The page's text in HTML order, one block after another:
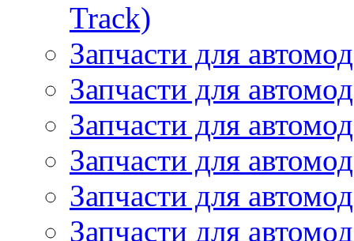
Track)
Запчасти для
Запчасти для
Запчасти для
Запчасти для
Запчасти для
Запчасти для